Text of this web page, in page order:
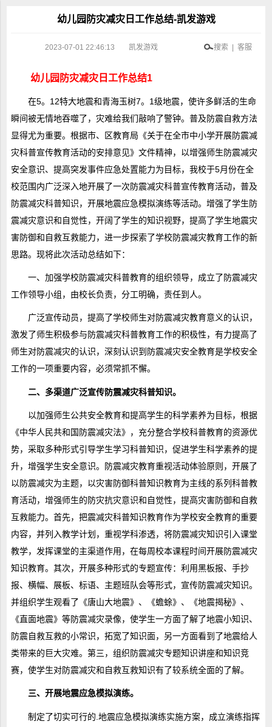
幼儿园防灾减灾日工作总结-凯发游戏
2023-07-01 22:46:13 凯发游戏 搜索 | 客服
幼儿园防灾减灾日工作总结1
在5。12特大地震和青海玉树7。1级地震，使许多鲜活的生命
瞬间被无情地吞噬了，灾难给我们敲响了警钟。普及防震自救方法
显得尤为重要。根据市、区教育局《关于在全市中小学开展防震减
灾科普宣传教育活动的安排意见》文件精神，以增强师生防震减灾
安全意识、提高突发事件应急处置能力为目标，我校于5月份在全
校范围内广泛深入地开展了一次防震减灾科普宣传教育活动，普及
防震减灾科普知识，开展地震应急模拟演练等活动。增强了学生防
震减灾意识和自觉性，开阔了学生的知识视野，提高了学生地震灾
害防御和自救互救能力，进一步探索了学校防震减灾教育工作的新
思路。现将此次活动总结如下：
一、加强学校防震减灾科普教育的组织领导，成立了防震减灾
工作领导小组，由校长负责，分工明确，责任到人。
广泛宣传动员，提高了学校师生对防震减灾教育意义的认识，
激发了师生积极参与防震减灾科普教育工作的积极性，有力提高了
师生对防震减灾的认识，深刻认识到防震减灾安全教育是学校安全
工作的一项重要内容，必须常抓不懈。
二、多渠道广泛宣传防震减灾科普知识。
以加强师生公共安全教育和提高学生的科学素养为目标，根据
《中华人民共和国防震减灾法》，充分整合学校科普教育的资源优
势，采取多种形式引导学生学习科普知识，促进学生科学素养的提
升，增强学生安全意识。防震减灾教育重视活动体验原则，开展了
以防震减灾为主题，以灾害防御科普知识教育为主线的系列科普教
育活动，增强师生的防灾抗灾意识和自觉性，提高灾害防御和自救
互救能力。首先，把震减灾科普知识教育作为学校安全教育的重要
内容，并列入教学计划，重视学科渗透，将防震减灾知识引入课堂
教学，发挥课堂的主渠道作用，在每周校本课程时间开展防震减灾
知识教育。其次，开展多种形式的专题宣传：利用黑板报、手抄
报、横幅、展板、标语、主题班队会等形式，宣传防震减灾知识。
并组织学生观看了《唐山大地震》、《蟾蜍》、《地震揭秘》、
《直面地震》等防震减灾录像，使学生一方面了解了地震小知识、
防震自救互救的小常识，拓宽了知识面，另一方面看到了地震给人
类带来的巨大灾难。第三，组织防震减灾专题知识讲座和知识竞
赛，使学生对防震减灾和自救互救知识有了较系统全面的了解。
三、开展地震应急模拟演练。
制定了切实可行的.地震应急模拟演练实施方案，成立演练指挥